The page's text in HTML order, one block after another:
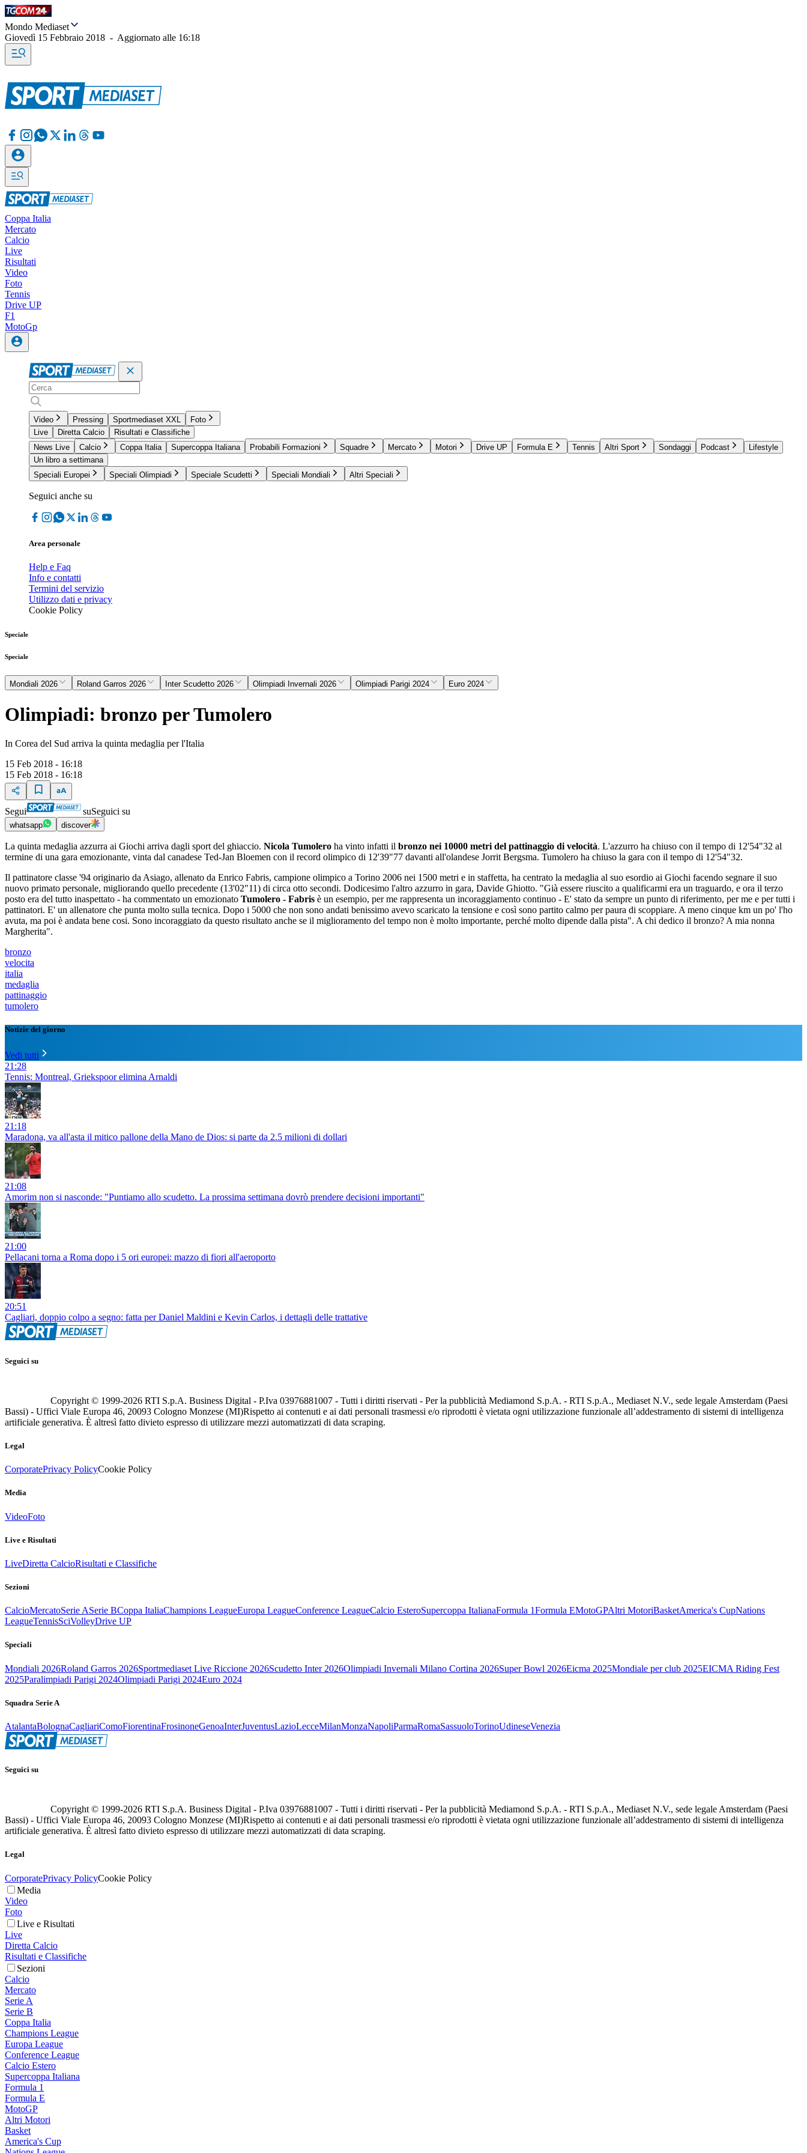
Mondo Mediaset
Giovedì 15 Febbraio 2018 - Aggiornato alle 16:18
Coppa Italia
Mercato
Calcio
Live
Risultati
Video
Foto
Tennis
Drive UP
F1
MotoGp
Video Pressing Sportmediaset XXL
Foto
Live
Diretta Calcio
Risultati e Classifiche
News Live
Calcio Coppa Italia Supercoppa Italiana Probabili Formazioni Squadre Mercato Motori Drive UP Formula E Tennis Altri Sport Sondaggi Podcast
Lifestyle
Un libro a settimana
Speciali Europei
Speciali Olimpiadi Speciale Scudetti Speciali Mondiali Altri Speciali
Seguici anche su
Area personale
Help e Faq
Info e contatti
Termini del servizio
Utilizzo dati e privacy
Cookie Policy
Speciale
Speciale
Mondiali 2026 Roland Garros 2026 Inter Scudetto 2026 Olimpiadi Invernali 2026 Olimpiadi Parigi 2024 Euro 2024
Olimpiadi: bronzo per Tumolero
In Corea del Sud arriva la quinta medaglia per l'Italia
15 Feb 2018 - 16:18
15 Feb 2018 - 16:18
Segui suSeguici su
whatsapp discover
La quinta medaglia azzurra ai Giochi arriva dagli sport del ghiaccio. Nicola Tumolero ha vinto infatti il bronzo nei 10000 metri del pattinaggio di velocità. L'azzurro ha chiuso con il tempo di 12'54"32 al
termine di una gara emozionante, vinta dal canadese Ted-Jan Bloemen con il record olimpico di 12'39"77 davanti all'olandese Jorrit Bergsma. Tumolero ha chiuso la gara con il tempo di 12'54"32.
Il pattinatore classe '94 originario da Asiago, allenato da Enrico Fabris, campione olimpico a Torino 2006 nei 1500 metri e in staffetta, ha centrato la medaglia al suo esordio ai Giochi facendo segnare il suo
nuovo primato personale, migliorando quello precedente (13'02"11) di circa otto secondi. Dodicesimo l'altro azzurro in gara, Davide Ghiotto. "Già essere riuscito a qualificarmi era un traguardo, e ora il terzo
posto era del tutto inaspettato - ha commentato un emozionato Tumolero - Fabris è un esempio, per me rappresenta un incoraggiamento continuo - E' stato da sempre un punto di riferimento, per me e per tutti i
pattinatori. E' un allenatore che punta molto sulla tecnica. Dopo i 5000 che non sono andati benissimo avevo scaricato la tensione e così sono partito calmo per paura di scoppiare. A meno cinque km un po' l'ho
avuta, ma poi è andata bene cosi. Sono incoraggiato da questo risultato anche se il miglioramento del tempo non è molto importante, perché molto dipende dalla pista". A chi dedico il bronzo? A mia nonna
Margherita".
bronzo
velocita
italia
medaglia
pattinaggio
tumolero
Notizie del giorno
Vedi tutti
21:28
Tennis: Montreal, Griekspoor elimina Arnaldi
21:18
Maradona, va all'asta il mitico pallone della Mano de Dios: si parte da 2.5 milioni di dollari
21:08
Amorim non si nasconde: "Puntiamo allo scudetto. La prossima settimana dovrò prendere decisioni importanti"
21:00
Pellacani torna a Roma dopo i 5 ori europei: mazzo di fiori all'aeroporto
20:51
Cagliari, doppio colpo a segno: fatta per Daniel Maldini e Kevin Carlos, i dettagli delle trattative
Seguici su
Copyright © 1999-2026 RTI S.p.A. Business Digital - P.Iva 03976881007 - Tutti i diritti riservati - Per la pubblicità Mediamond S.p.A. - RTI S.p.A., Mediaset N.V., sede legale Amsterdam (Paesi
Bassi) - Uffici Viale Europa 46, 20093 Cologno Monzese (MI)Rispetto ai contenuti e ai dati personali trasmessi e/o riprodotti è vietata ogni utilizzazione funzionale all’addestramento di sistemi di intelligenza
artificiale generativa. È altresì fatto divieto espresso di utilizzare mezzi automatizzati di data scraping.
Legal
CorporatePrivacy PolicyCookie Policy
Media
VideoFoto
Live e Risultati
LiveDiretta CalcioRisultati e Classifiche
Sezioni
CalcioMercatoSerie ASerie BCoppa ItaliaChampions LeagueEuropa LeagueConference LeagueCalcio EsteroSupercoppa ItalianaFormula 1Formula EMotoGPAltri MotoriBasketAmerica's CupNations
LeagueTennisSciVolleyDrive UP
Speciali
Mondiali 2026Roland Garros 2026Sportmediaset Live Riccione 2026Scudetto Inter 2026Olimpiadi Invernali Milano Cortina 2026Super Bowl 2026Eicma 2025Mondiale per club 2025EICMA Riding Fest
2025Paralimpiadi Parigi 2024Olimpiadi Parigi 2024Euro 2024
Squadra Serie A
AtalantaBolognaCagliariComoFiorentinaFrosinoneGenoaInterJuventusLazioLecceMilanMonzaNapoliParmaRomaSassuoloTorinoUdineseVenezia
Seguici su
Copyright © 1999-2026 RTI S.p.A. Business Digital - P.Iva 03976881007 - Tutti i diritti riservati - Per la pubblicità Mediamond S.p.A. - RTI S.p.A., Mediaset N.V., sede legale Amsterdam (Paesi
Bassi) - Uffici Viale Europa 46, 20093 Cologno Monzese (MI)Rispetto ai contenuti e ai dati personali trasmessi e/o riprodotti è vietata ogni utilizzazione funzionale all’addestramento di sistemi di intelligenza
artificiale generativa. È altresì fatto divieto espresso di utilizzare mezzi automatizzati di data scraping.
Legal
CorporatePrivacy PolicyCookie Policy
Media
Video
Foto
Live e Risultati
Live
Diretta Calcio
Risultati e Classifiche
Sezioni
Calcio
Mercato
Serie A
Serie B
Coppa Italia
Champions League
Europa League
Conference League
Calcio Estero
Supercoppa Italiana
Formula 1
Formula E
MotoGP
Altri Motori
Basket
America's Cup